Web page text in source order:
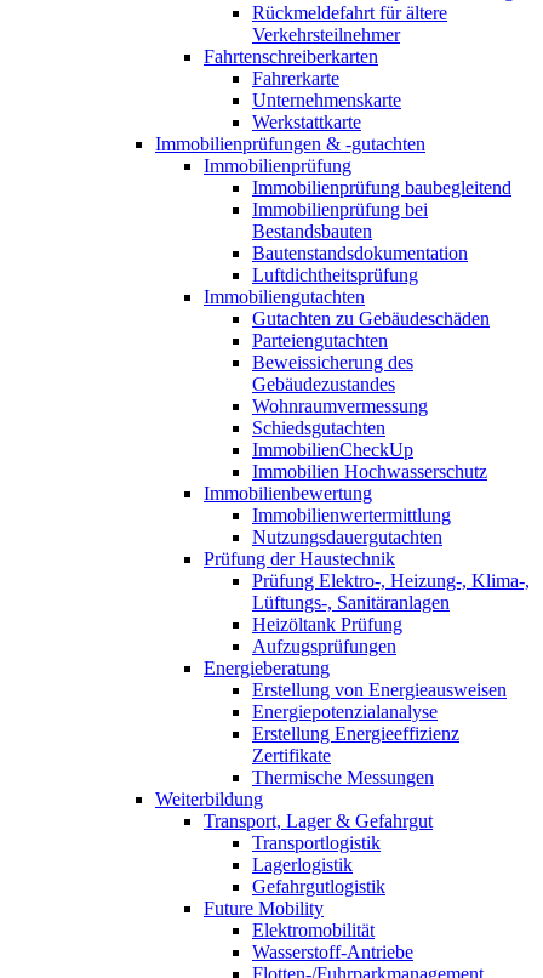
Rückmeldefahrt für ältere
Verkehrsteilnehmer
Fahrtenschreiberkarten
Fahrerkarte
Unternehmenskarte
Werkstattkarte
Immobilienprüfungen & -gutachten
Immobilienprüfung
Immobilienprüfung baubegleitend
Immobilienprüfung bei
Bestandsbauten
Bautenstandsdokumentation
Luftdichtheitsprüfung
Immobiliengutachten
Gutachten zu Gebäudeschäden
Parteiengutachten
Beweissicherung des
Gebäudezustandes
Wohnraumvermessung
Schiedsgutachten
ImmobilienCheckUp
Immobilien Hochwasserschutz
Immobilienbewertung
Immobilienwertermittlung
Nutzungsdauergutachten
Prüfung der Haustechnik
Prüfung Elektro-, Heizung-, Klima-,
Lüftungs-, Sanitäranlagen
Heizöltank Prüfung
Aufzugsprüfungen
Energieberatung
Erstellung von Energieausweisen
Energiepotenzialanalyse
Erstellung Energieeffizienz
Zertifikate
Thermische Messungen
Weiterbildung
Transport, Lager & Gefahrgut
Transportlogistik
Lagerlogistik
Gefahrgutlogistik
Future Mobility
Elektromobilität
Wasserstoff-Antriebe
Flotten-/Fuhrparkmanagement